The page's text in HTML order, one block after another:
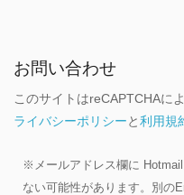
お問い合わせ
このサイトはreCAPTCHAに
ライバシーポリシーと利用規
※メールアドレス欄に
ない可能性があります。別の